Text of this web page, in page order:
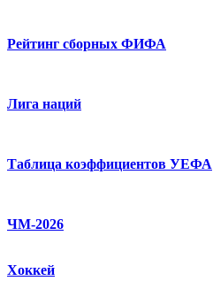
Рейтинг сборных ФИФА
Лига наций
Таблица коэффициентов УЕФА
ЧМ-2026
Хоккей